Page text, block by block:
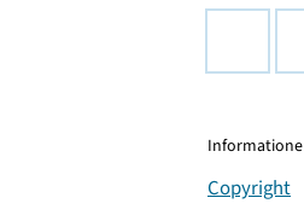
Copyright